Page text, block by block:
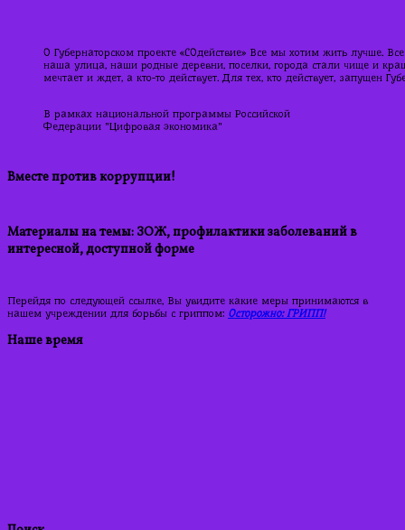
О Губернаторском проекте «СОдействие» Все мы хотим жить лучше.
наша улица, наши родные деревни, поселки, города стали чище и
мечтает и ждет, а кто-то действует. Для тех, кто действует, запущен
В рамках национальной программы Российской
Федерации "Цифровая экономика"
Вместе против коррупции!
Материалы на темы: ЗОЖ, профилактики заболеваний в
интересной, доступной форме
Перейдя по следующей ссылке, Вы увидите какие меры принимаются в
нашем учреждении для борьбы с гриппом: Осторожно: ГРИПП!
Наше время